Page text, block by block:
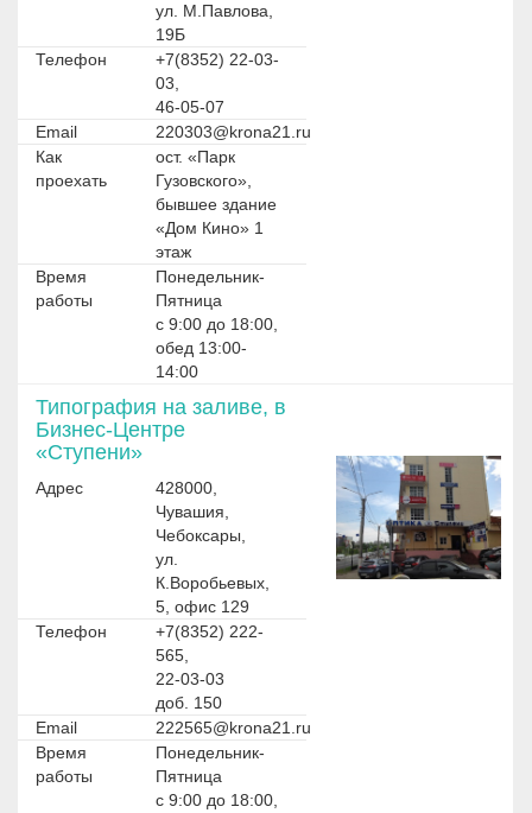
ул. М.Павлова,
19Б
Телефон
+7(8352) 22-03-
03,
46-05-07
Email
220303@krona21.ru
Как
проехать
ост. «Парк
Гузовского»,
бывшее здание
«Дом Кино» 1
этаж
Время
работы
Понедельник-
Пятница
с 9:00 до 18:00,
обед 13:00-
14:00
Типография на заливе, в
Бизнес-Центре
«Ступени»
Адрес
428000,
Чувашия,
Чебоксары,
ул.
К.Воробьевых,
5, офис 129
Телефон
+7(8352) 222-
565,
22-03-03
доб. 150
Email
222565@krona21.ru
Время
работы
Понедельник-
Пятница
с 9:00 до 18:00,